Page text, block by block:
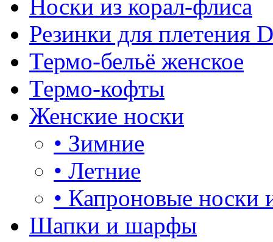
Носки из корал-флиса
Резинки для плетения
Термо-бельё женское
Термо-кофты
Женские носки
• Зимние
• Летние
• Капроновые носки
Шапки и шарфы